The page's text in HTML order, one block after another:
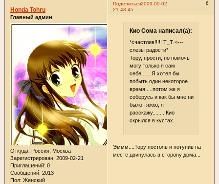
Поделиться 6
2009-09-02
21:48:45
Honda Tohru
Главный админ
Откуда: Россия, Москва
Зарегистрирован: 2009-02-21
Приглашений: 0
Сообщений: 2013
Пол: Женский
Кио Сома написал(а):
*счастлив!!!!! Т_Т <---
слезы радости*
Тору, прости, но помочь
могу только я сам
себе...... Я хотел бы
побыть один некоторое
время.....потом же я
соберусь и как бы мне ни
было тяжко, я
расскажу........ Кио
скрылся в кустах...
Эммм....Тору постояв и потупив на
месте двинулась в сторону дома...